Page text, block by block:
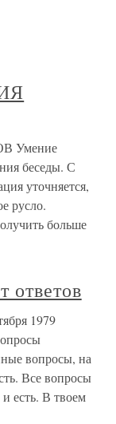
Умение
беседы. С
уточняется,
русло.
больше
ответов
1979
вопросы, на
Все вопросы
есть. В твоем